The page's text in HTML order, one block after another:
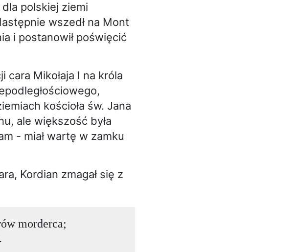
polskiej ziemi
wszedł na Mont
i postanowił poświęcić
cara Mikołaja I na króla
kościoła św. Jana
ale większość była
- miał wartę w zamku
Kordian zmagał się z
morderca;